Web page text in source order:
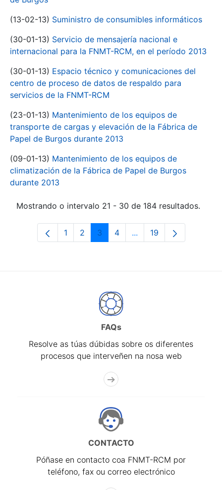
(13-02-13) Suministro de consumibles informáticos
(30-01-13) Servicio de mensajería nacional e
internacional para la FNMT-RCM, en el período 2013
(30-01-13) Espacio técnico y comunicaciones del
centro de proceso de datos de respaldo para
servicios de la FNMT-RCM
(23-01-13) Mantenimiento de los equipos de
transporte de cargas y elevación de la Fábrica de
Papel de Burgos durante 2013
(09-01-13) Mantenimiento de los equipos de
climatización de la Fábrica de Papel de Burgos
durante 2013
Mostrando o intervalo 21 - 30 de 184 resultados.
Páxina
1 Páxina
2 Páxina
3 Páxina
4 ...Páxinas intermedias
Páxina
19
FAQs
Resolve as túas dúbidas sobre os diferentes
procesos que interveñen na nosa web
CONTACTO
Póñase en contacto coa FNMT-RCM por
teléfono, fax ou correo electrónico